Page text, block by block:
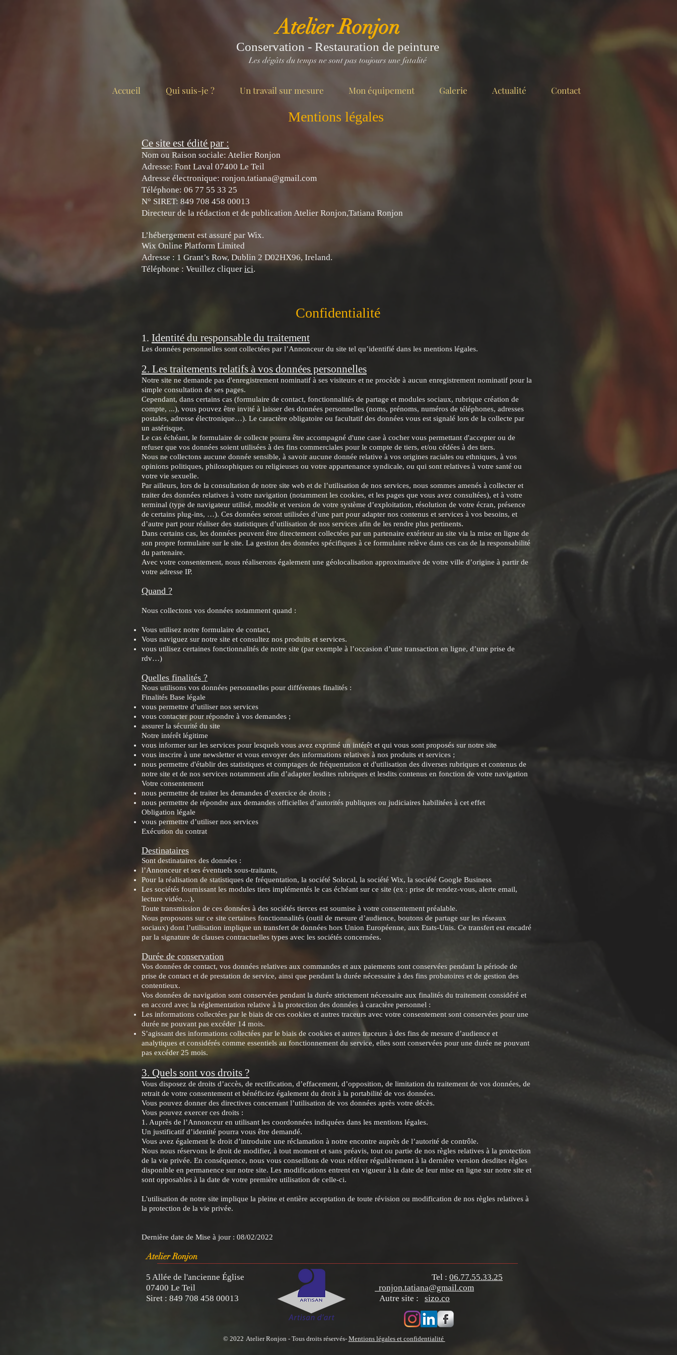
Atelier Ronjon
Conservation - Restauration de peinture
Les dégâts du temps ne sont pas toujours une fatalité
Accueil Qui suis-je ? Un travail sur mesure Mon équipement Galerie Actualité Contact
Mentions légales
Ce site est édité par :
Nom ou Raison sociale: Atelier Ronjon
Adresse: Font Laval 07400 Le Teil
Adresse électronique: ronjon.tatiana@gmail.com
Téléphone: 06 77 55 33 25
N° SIRET: 849 708 458 00013
Directeur de la rédaction et de publication Atelier Ronjon,Tatiana Ronjon
L’hébergement est assuré par Wix.
Wix Online Platform Limited
Adresse : 1 Grant’s Row, Dublin 2 D02HX96, Ireland.
Téléphone : Veuillez cliquer ici.
Confidentialité
1. Identité du responsable du traitement
Les données personnelles sont collectées par l’Annonceur du site tel qu’identifié dans les mentions légales.
2. Les traitements relatifs à vos données personnelles
Notre site ne demande pas d'enregistrement nominatif à ses visiteurs et ne procède à aucun enregistrement nominatif pour la
simple consultation de ses pages.
Cependant, dans certains cas (formulaire de contact, fonctionnalités de partage et modules sociaux, rubrique création de
compte, ...), vous pouvez être invité à laisser des données personnelles (noms, prénoms, numéros de téléphones, adresses
postales, adresse électronique…). Le caractère obligatoire ou facultatif des données vous est signalé lors de la collecte par
un astérisque.
Le cas échéant, le formulaire de collecte pourra être accompagné d'une case à cocher vous permettant d'accepter ou de
refuser que vos données soient utilisées à des fins commerciales pour le compte de tiers, et/ou cédées à des tiers.
Nous ne collectons aucune donnée sensible, à savoir aucune donnée relative à vos origines raciales ou ethniques, à vos
opinions politiques, philosophiques ou religieuses ou votre appartenance syndicale, ou qui sont relatives à votre santé ou
votre vie sexuelle.
Par ailleurs, lors de la consultation de notre site web et de l’utilisation de nos services, nous sommes amenés à collecter et
traiter des données relatives à votre navigation (notamment les cookies, et les pages que vous avez consultées), et à votre
terminal (type de navigateur utilisé, modèle et version de votre système d’exploitation, résolution de votre écran, présence
de certains plug-ins, …). Ces données seront utilisées d’une part pour adapter nos contenus et services à vos besoins, et
d’autre part pour réaliser des statistiques d’utilisation de nos services afin de les rendre plus pertinents.
Dans certains cas, les données peuvent être directement collectées par un partenaire extérieur au site via la mise en ligne de
son propre formulaire sur le site. La gestion des données spécifiques à ce formulaire relève dans ces cas de la responsabilité
du partenaire.
Avec votre consentement, nous réaliserons également une géolocalisation approximative de votre ville d’origine à partir de
votre adresse IP.
Quand ?
Nous collectons vos données notamment quand :
Vous utilisez notre formulaire de contact,
Vous naviguez sur notre site et consultez nos produits et services.
vous utilisez certaines fonctionnalités de notre site (par exemple à l’occasion d’une transaction en ligne, d’une prise de
rdv…)
Quelles finalités ?
Nous utilisons vos données personnelles pour différentes finalités :
Finalités Base légale
vous permettre d’utiliser nos services
vous contacter pour répondre à vos demandes ;
assurer la sécurité du site
Notre intérêt légitime
vous informer sur les services pour lesquels vous avez exprimé un intérêt et qui vous sont proposés sur notre site
vous inscrire à une newsletter et vous envoyer des informations relatives à nos produits et services ;
nous permettre d'établir des statistiques et comptages de fréquentation et d'utilisation des diverses rubriques et contenus de
notre site et de nos services notamment afin d’adapter lesdites rubriques et lesdits contenus en fonction de votre navigation
Votre consentement
nous permettre de traiter les demandes d’exercice de droits ;
nous permettre de répondre aux demandes officielles d’autorités publiques ou judiciaires habilitées à cet effet
Obligation légale
vous permettre d’utiliser nos services
Exécution du contrat
Destinataires
Sont destinataires des données :
l’Annonceur et ses éventuels sous-traitants,
Pour la réalisation de statistiques de fréquentation, la société Solocal, la société Wix, la société Google Business
Les sociétés fournissant les modules tiers implémentés le cas échéant sur ce site (ex : prise de rendez-vous, alerte email,
lecture vidéo…),
Toute transmission de ces données à des sociétés tierces est soumise à votre consentement préalable.
Nous proposons sur ce site certaines fonctionnalités (outil de mesure d’audience, boutons de partage sur les réseaux
sociaux) dont l’utilisation implique un transfert de données hors Union Européenne, aux Etats-Unis. Ce transfert est encadré
par la signature de clauses contractuelles types avec les sociétés concernées.
Durée de conservation
Vos données de contact, vos données relatives aux commandes et aux paiements sont conservées pendant la période de
prise de contact et de prestation de service, ainsi que pendant la durée nécessaire à des fins probatoires et de gestion des
contentieux.
Vos données de navigation sont conservées pendant la durée strictement nécessaire aux finalités du traitement considéré et
en accord avec la réglementation relative à la protection des données à caractère personnel :
Les informations collectées par le biais de ces cookies et autres traceurs avec votre consentement sont conservées pour une
durée ne pouvant pas excéder 14 mois.
S’agissant des informations collectées par le biais de cookies et autres traceurs à des fins de mesure d’audience et
analytiques et considérés comme essentiels au fonctionnement du service, elles sont conservées pour une durée ne pouvant
pas excéder 25 mois.
3. Quels sont vos droits ?
Vous disposez de droits d’accès, de rectification, d’effacement, d’opposition, de limitation du traitement de vos données, de
retrait de votre consentement et bénéficiez également du droit à la portabilité de vos données.
Vous pouvez donner des directives concernant l’utilisation de vos données après votre décès.
Vous pouvez exercer ces droits :
1. Auprès de l’Annonceur en utilisant les coordonnées indiquées dans les mentions légales.
Un justificatif d’identité pourra vous être demandé.
Vous avez également le droit d’introduire une réclamation à notre encontre auprès de l’autorité de contrôle.
Nous nous réservons le droit de modifier, à tout moment et sans préavis, tout ou partie de nos règles relatives à la protection
de la vie privée. En conséquence, nous vous conseillons de vous référer régulièrement à la dernière version desdites règles
disponible en permanence sur notre site. Les modifications entrent en vigueur à la date de leur mise en ligne sur notre site et
sont opposables à la date de votre première utilisation de celle-ci.
L'utilisation de notre site implique la pleine et entière acceptation de toute révision ou modification de nos règles relatives à
la protection de la vie privée.
Dernière date de Mise à jour : 08/02/2022
Atelier Ronjon
5 Allée de l'ancienne Église Tel : 06.77.55.33.25
07400 Le Teil
ronjon.tatiana@gmail.com
Siret : 849 708 458 00013 Autre site : sizo.co
© 2022 Atelier Ronjon - Tous droits réservés- Mentions légales et confidentialité